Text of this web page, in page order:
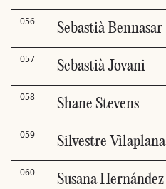
056 Sebastià Bennasar
057 Sebastià Jovani
058 Shane Stevens
059 Silvestre Vilaplana
060 Susana Hernández